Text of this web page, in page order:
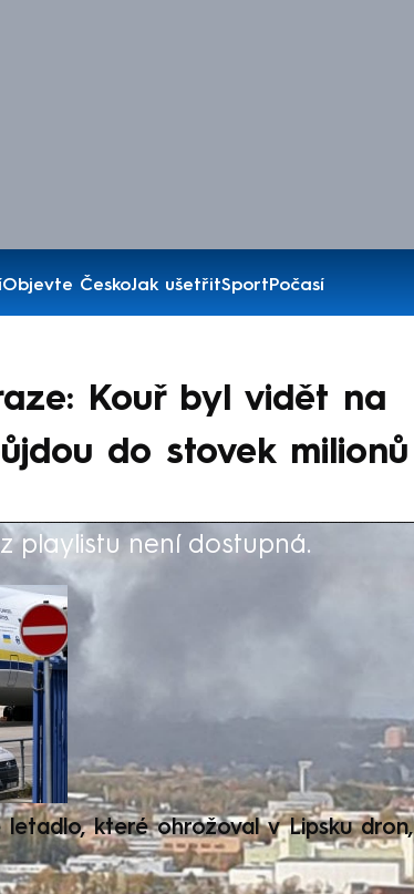
Objevte ČeskoJak ušetřitSportPočasí
Kouř byl vidět na
do stovek milionů
playlistu není dostupná.
které ohrožoval v Lipsku dron,